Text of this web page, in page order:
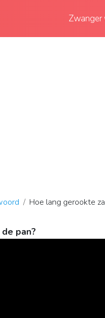
Zwanger
Hoe lang gerookte
pan?